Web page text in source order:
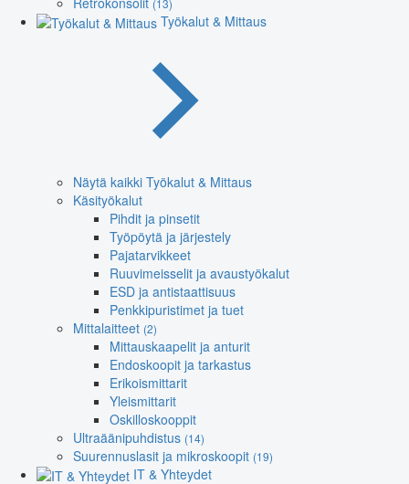
Työkalut & Mittaus
Näytä kaikki Työkalut & Mittaus
Käsityökalut
Pihdit ja pinsetit
Työpöytä ja järjestely
Pajatarvikkeet
Ruuvimeisselit ja avaustyökalut
ESD ja antistaattisuus
Penkkipuristimet ja tuet
Mittalaitteet (2)
Mittauskaapelit ja anturit
Endoskoopit ja tarkastus
Erikoismittarit
Yleismittarit
Oskilloskooppit
Ultraäänipuhdistus (14)
Suurennuslasit ja mikroskoopit (19)
IT & Yhteydet